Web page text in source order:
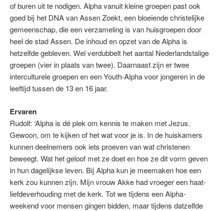
of buren uit te nodigen. Alpha vanuit kleine groepen past ook
goed bij het DNA van Assen Zoekt, een bloeiende christelijke
gemeenschap, die een verzameling is van huisgroepen door
heel de stad Assen. De inhoud en opzet van de Alpha is
hetzelfde gebleven. Wel verdubbelt het aantal Nederlandstalige
groepen (vier in plaats van twee). Daarnaast zijn er twee
interculturele groepen en een Youth-Alpha voor jongeren in de
leeftijd tussen de 13 en 16 jaar.
Ervaren
Rudolf: ‘Alpha is dé plek om kennis te maken met Jezus.
Gewoon, om te kijken of het wat voor je is. In de huiskamers
kunnen deelnemers ook iets proeven van wat christenen
beweegt. Wat het geloof met ze doet en hoe ze dit vorm geven
in hun dagelijkse leven. Bij Alpha kun je meemaken hoe een
kerk zou kunnen zijn. Mijn vrouw Akke had vroeger een haat-
liefdeverhouding met de kerk. Tot we tijdens een Alpha-
weekend voor mensen gingen bidden, maar tijdens datzelfde